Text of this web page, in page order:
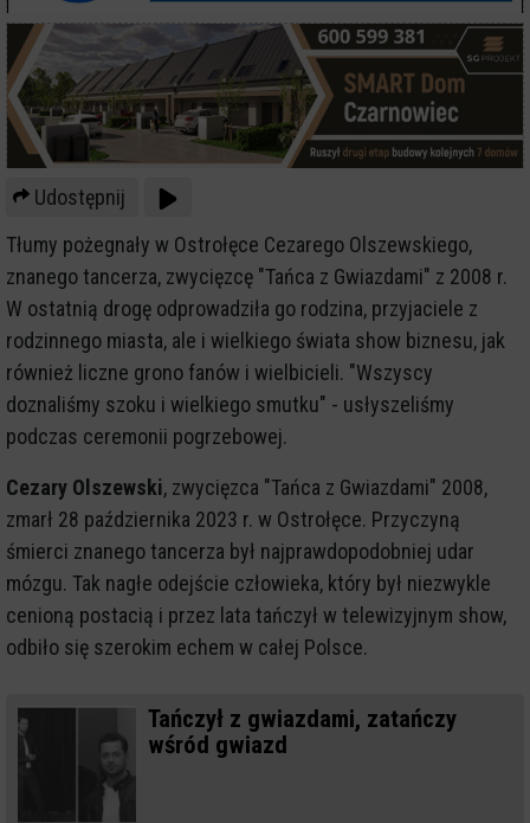
Udostępnij
Tłumy pożegnały w Ostrołęce Cezarego Olszewskiego,
znanego tancerza, zwycięzcę "Tańca z Gwiazdami" z 2008 r.
W ostatnią drogę odprowadziła go rodzina, przyjaciele z
rodzinnego miasta, ale i wielkiego świata show biznesu, jak
również liczne grono fanów i wielbicieli. "Wszyscy
doznaliśmy szoku i wielkiego smutku" - usłyszeliśmy
podczas ceremonii pogrzebowej.
Cezary Olszewski, zwycięzca "Tańca z Gwiazdami" 2008,
zmarł 28 października 2023 r. w Ostrołęce. Przyczyną
śmierci znanego tancerza był najprawdopodobniej udar
mózgu. Tak nagłe odejście człowieka, który był niezwykle
cenioną postacią i przez lata tańczył w telewizyjnym show,
odbiło się szerokim echem w całej Polsce.
Tańczył z gwiazdami, zatańczy
wśród gwiazd